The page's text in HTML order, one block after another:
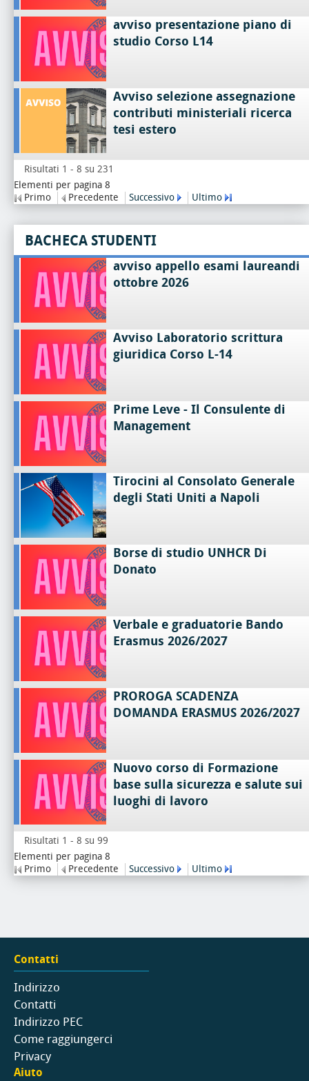
avviso presentazione piano di
studio Corso L14
Avviso selezione assegnazione
contributi ministeriali ricerca
tesi estero
Risultati 1 - 8 su 231
Elementi per pagina 8
Primo
Precedente Successivo Ultimo
BACHECA STUDENTI
avviso appello esami laureandi
ottobre 2026
Avviso Laboratorio scrittura
giuridica Corso L-14
Prime Leve - Il Consulente di
Management
Tirocini al Consolato Generale
degli Stati Uniti a Napoli
Borse di studio UNHCR Di
Donato
Verbale e graduatorie Bando
Erasmus 2026/2027
PROROGA SCADENZA
DOMANDA ERASMUS 2026/2027
Nuovo corso di Formazione
base sulla sicurezza e salute sui
luoghi di lavoro
Risultati 1 - 8 su 99
Elementi per pagina 8
Primo
Precedente Successivo Ultimo
Contatti
Indirizzo
Contatti
Indirizzo PEC
Come raggiungerci
Privacy
Aiuto